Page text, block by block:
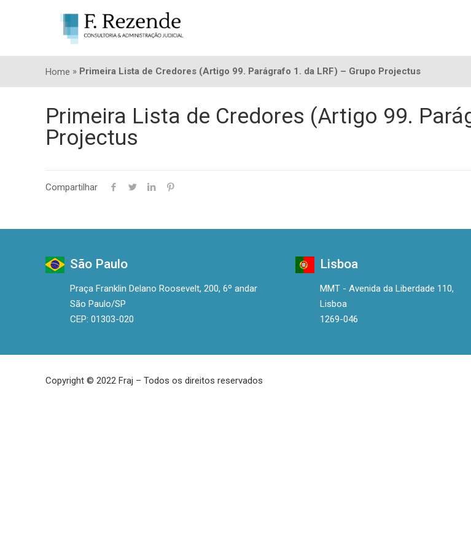
Home » Primeira Lista de Credores (Artigo 99. Parágrafo 1. da LRF) – Grupo Projectus
Primeira Lista de Credores (Artigo 99.
Projectus
Compartilhar
São Paulo
Praça Franklin Delano Roosevelt, 200, 6º andar
São Paulo/SP
CEP: 01303-020
Lisboa
MMT - Avenida da Liberdade 110,
Lisboa
1269-046
Copyright © 2022 Fraj – Todos os direitos reservados